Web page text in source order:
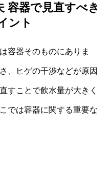
容器で見直すべき
ント
容器そのものにありま
、ヒゲの干渉などが原因
すことで飲水量が大きく
では容器に関する重要な